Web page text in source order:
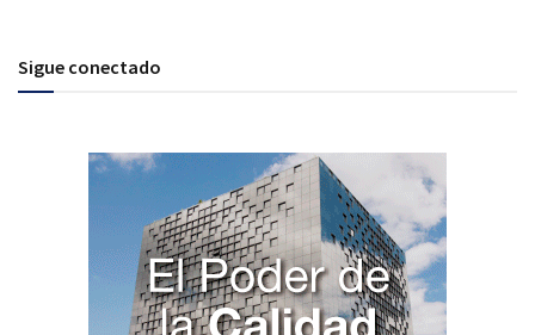
Sigue conectado